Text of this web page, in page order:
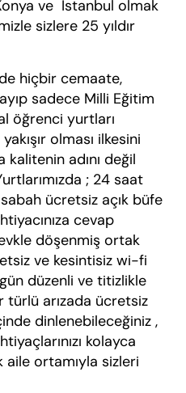
ve İstanbul olmak
sizlere 25 yıldır
hiçbir cemaate,
sadece Milli Eğitim
öğrenci yurtları
olması ilkesini
adını değil
; 24 saat
ücretsiz açık büfe
cevap
döşenmiş ortak
ve kesintisiz wi-fi
düzenli ve titizlikle
türlü arızada ücretsiz
dinlenebileceğiniz ,
kolayca
aile ortamıyla sizleri